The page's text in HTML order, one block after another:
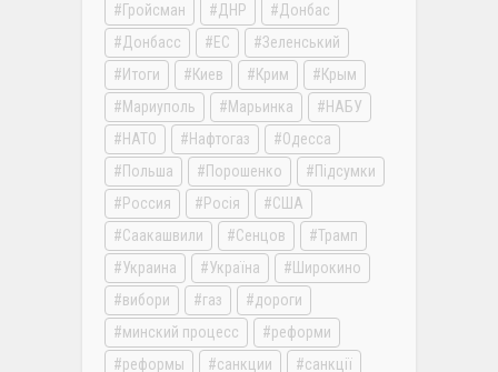
Гройсман
ДНР
Донбас
Донбасс
ЕС
Зеленський
Итоги
Киев Крим
Крым
Мариуполь
Марьинка
НАБУ
НАТО
Нафтогаз
Одесса
Польша
Порошенко
Підсумки
Россия
Росія
США
Саакашвили
Сенцов
Трамп
Украина
Україна
Широкино
вибори
газ
дороги
минский процесс
реформи
реформы
санкции санкції